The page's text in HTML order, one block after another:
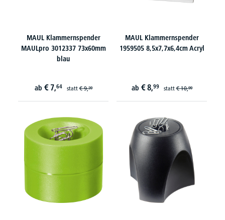
MAUL Klammernspender
MAULpro 3012337 73x60mm
blau
ab € 7,64 statt€ 9,39
MAUL Klammernspender
1959505 8,5x7,7x6,4cm Acryl
ab € 8,99 statt€ 10,99